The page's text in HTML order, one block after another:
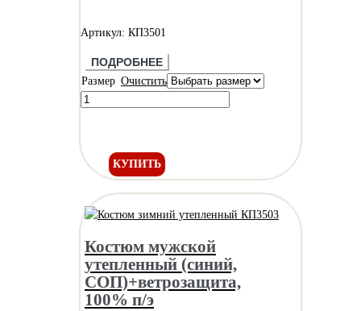
Артикул: КП3501
ПОДРОБНЕЕ
Размер Очистить
КУПИТЬ
Костюм мужской
утепленный (синий,
СОП)+ветрозащита,
100% п/э